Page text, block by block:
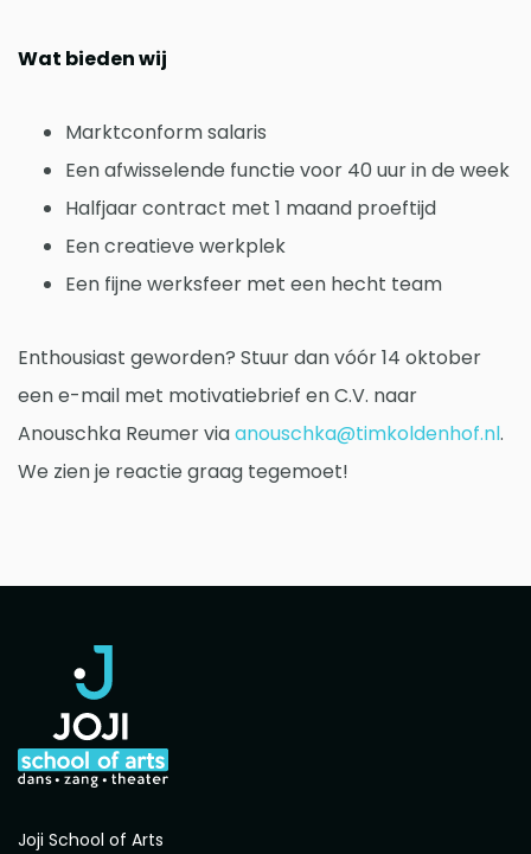
Wat bieden wij
Marktconform salaris
Een afwisselende functie voor 40 uur in de week
Halfjaar contract met 1 maand proeftijd
Een creatieve werkplek
Een fijne werksfeer met een hecht team
Enthousiast geworden? Stuur dan vóór 14 oktober
een e-mail met motivatiebrief en C.V. naar
Anouschka Reumer viaanouschka@timkoldenhof.nl.
We zien je reactie graag tegemoet!
Joji School of Arts